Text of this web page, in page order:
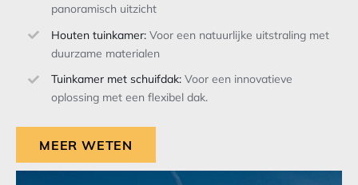
panoramisch uitzicht
Houten tuinkamer:Voor een natuurlijke uitstraling met
duurzame materialen
Tuinkamer met schuifdak:Voor een innovatieve
oplossing met een flexibel dak.
MEER WETEN